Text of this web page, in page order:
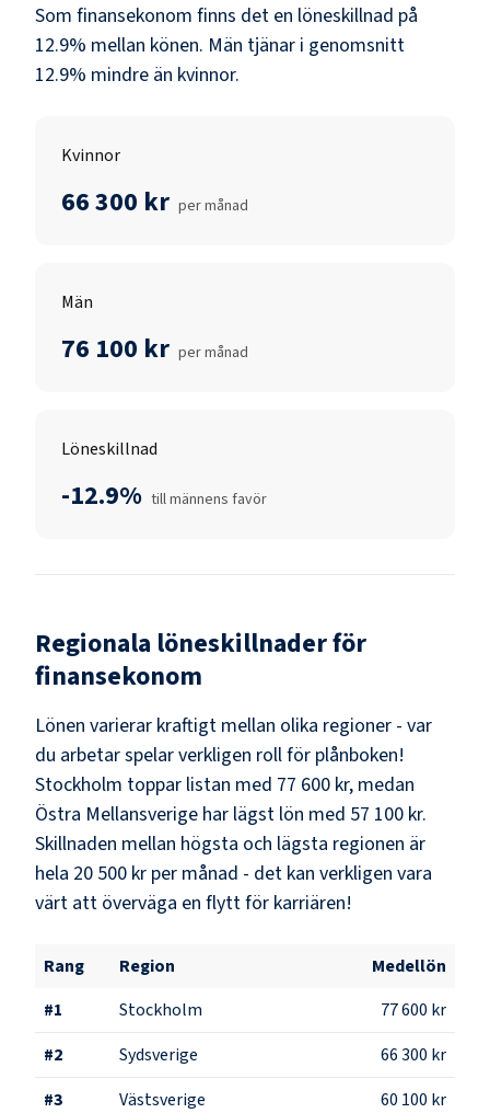
Som finansekonom finns det en löneskillnad på
12.9% mellan könen. Män tjänar i genomsnitt
12.9% mindre än kvinnor.
Kvinnor
66 300 kr per månad
Män
76 100 kr per månad
Löneskillnad
-12.9% till männens favör
Regionala löneskillnader för
finansekonom
Lönen varierar kraftigt mellan olika regioner - var
du arbetar spelar verkligen roll för plånboken!
Stockholm toppar listan med 77 600 kr, medan
Östra Mellansverige har lägst lön med 57 100 kr.
Skillnaden mellan högsta och lägsta regionen är
hela 20 500 kr per månad - det kan verkligen vara
värt att överväga en flytt för karriären!
Rang Region
Medellön
#1 Stockholm
77 600 kr
#2 Sydsverige
66 300 kr
#3 Västsverige 60 100 kr